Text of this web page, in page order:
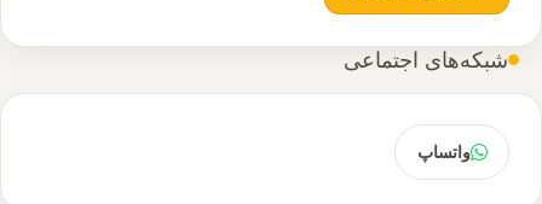
شبکه‌های اجتماعی
واتساپ